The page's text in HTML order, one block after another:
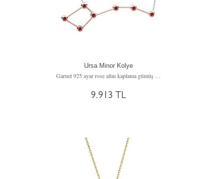
Ursa Minor Kolye
9.913 TL